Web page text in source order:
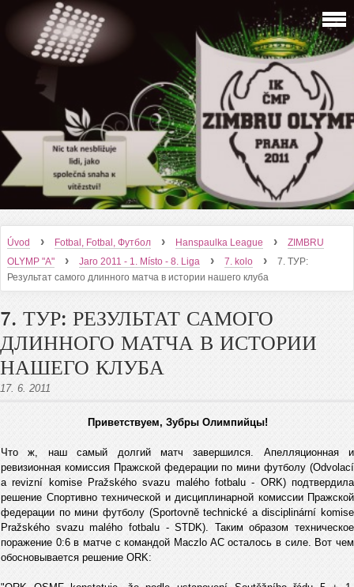
Úvod › Fotbal, Fotbal, Футбол › Hanspaulka League ›
ZIMBRU
OLYMP "A"
› Jaro 2011 - 1. Místo - 8. Liga › 7. kolo ›
7. ТУР:
Результат самого длинного матча в истории нашего клуба
7. ТУР: РЕЗУЛЬТАТ САМОГО
ДЛИННОГО МАТЧА В ИСТОРИИ
НАШЕГО КЛУБА
17. 6. 2011
Приветствуем, Зубры Олимпийцы!
Что ж, наш самый долгий матч завершился. Апелляционная и
ревизионная комиссия Пражской федерации по мини футболу (Odvolací
a revizní komise Pražského svazu malého fotbalu - ORK) подтвердила
решение Спортивно технической и дисциплинарной комиссии Пражской
федерации по мини футболу (Sportovně technické a disciplinární komise
Pražského svazu malého fotbalu - STDK). Таким образом техническое
поражение 0:6 в матче с командой Maczlo AC осталось в силе. Вот чем
обосновывается решение ORK: